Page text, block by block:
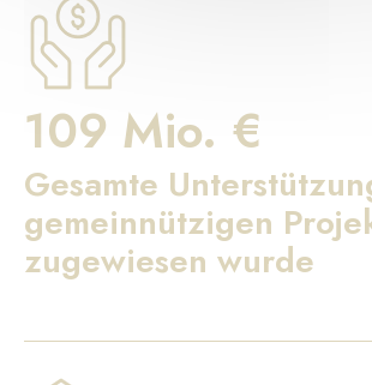
109 Mio. €
Gesamte
gemeinnützigen
zugewiesen wurde